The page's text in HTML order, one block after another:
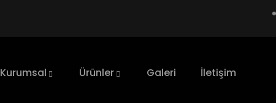
Kurumsal Ürünler Galeri İletişim